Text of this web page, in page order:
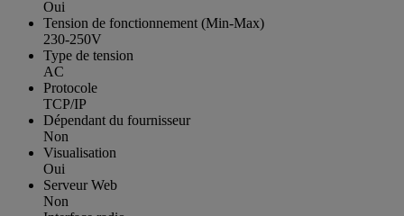
Oui
Tension de fonctionnement (Min-Max)
230-250V
Type de tension
AC
Protocole
TCP/IP
Dépendant du fournisseur
Non
Visualisation
Oui
Serveur Web
Non